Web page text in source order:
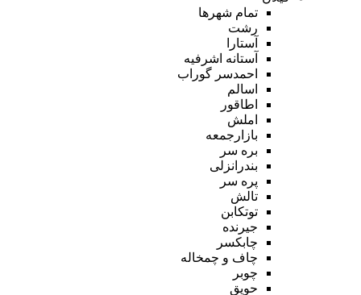
تمام شهر‌ها
رشت
آستارا
آستانه اشرفیه
احمدسر گوراب
اسالم
اطاقور
املش
بازارجمعه
بره سر
بندرانزلی
پره سر
تالش
توتکابن
جیرنده
چابکسر
چاف و چمخاله
چوبر
حویق